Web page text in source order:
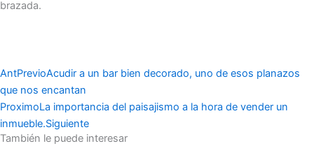
brazada.
AntPrevioAcudir a un bar bien decorado, uno de esos planazos
que nos encantan
ProximoLa importancia del paisajismo a la hora de vender un
inmueble.Siguiente
También le puede interesar